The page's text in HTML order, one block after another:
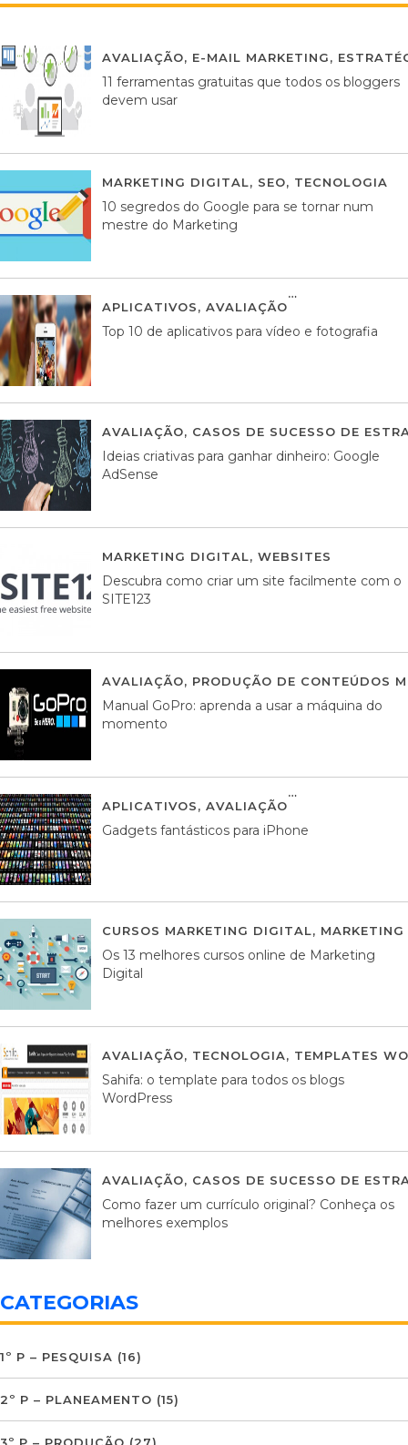
AVALIAÇÃO, E-MAIL MARKETING,
11 ferramentas gratuitas que todos os bloggers
devem usar
MARKETING DIGITAL, SEO, TECNOLOGIA
10 segredos do Google para se tornar num
mestre do Marketing
APLICATIVOS, AVALIAÇÃO
Top 10 de aplicativos para vídeo e fotografia
AVALIAÇÃO, CASOS DE SUCESSO DE
Ideias criativas para ganhar dinheiro: Google
AdSense
MARKETING DIGITAL, WEBSITES
Descubra como criar um site facilmente com o
SITE123
AVALIAÇÃO, PRODUÇÃO DE CONTEÚDOS
Manual GoPro: aprenda a usar a máquina do
momento
APLICATIVOS, AVALIAÇÃO
Gadgets fantásticos para iPhone
CURSOS MARKETING DIGITAL,
Os 13 melhores cursos online de Marketing
Digital
AVALIAÇÃO, TECNOLOGIA, TEMPLATES
Sahifa: o template para todos os blogs
WordPress
AVALIAÇÃO, CASOS DE SUCESSO DE
Como fazer um currículo original? Conheça os
melhores exemplos
CATEGORIAS
1º P – PESQUISA (16)
2º P – PLANEAMENTO (15)